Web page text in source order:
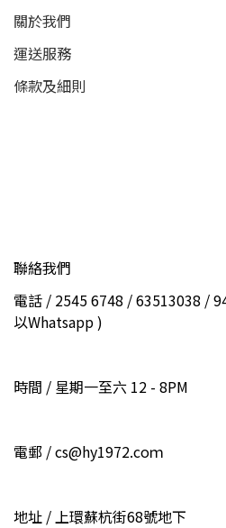
關於我們
運送服務
條款及細則
聯絡我們
電話 / 2545 6748 / 63513038 /
以Whatsapp )
時間 / 星期一至六 12 - 8PM
電郵 / cs@hy1972.coｍ
地址 / 上環蘇杭街68號地下